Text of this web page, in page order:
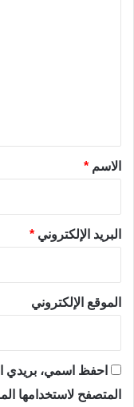
*الاسم *
البريد الإلكتروني *
الموقع الإلكتروني
احفظ اسمي، بريدي
المتصفح لاستخدامها